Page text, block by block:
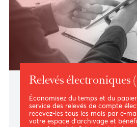
Contactez nous